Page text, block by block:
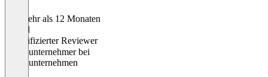
Vor mehr als 12 Monaten
Daniel
Verifizierter Reviewer
Einzelunternehmerbei
Einzelunternehmen